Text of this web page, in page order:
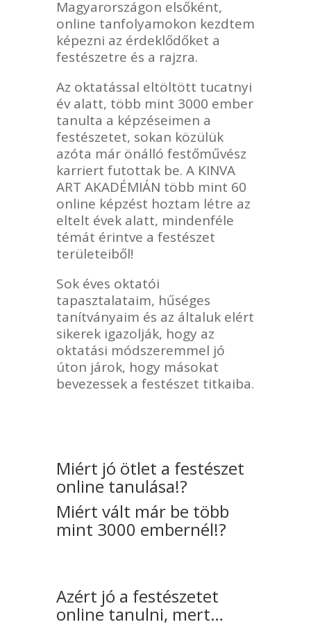
Magyarországon elsőként,
online tanfolyamokon kezdtem
képezni az érdeklődőket a
festészetre és a rajzra.
Az oktatással eltöltött tucatnyi
év alatt, több mint 3000 ember
tanulta a képzéseimen a
festészetet, sokan közülük
azóta már önálló festőművész
karriert futottak be. A KINVA
ART AKADÉMIÁN több mint 60
online képzést hoztam létre az
eltelt évek alatt, mindenféle
témát érintve a festészet
területeiből!
Sok éves oktatói
tapasztalataim, hűséges
tanítványaim és az általuk elért
sikerek igazolják, hogy az
oktatási módszeremmel jó
úton járok, hogy másokat
bevezessek a festészet titkaiba.
Miért jó ötlet a festészet
online tanulása!?
Miért vált már be több
mint 3000 embernél!?
Azért jó a festészetet
online tanulni, mert…